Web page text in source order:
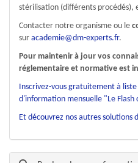
stérilisation (différents procédés),
Contacter notre organisme ou le
sur academie@dm-experts.fr.
Pour maintenir à jour vos
réglementaire et normative est
Inscrivez-vous gratuitement à
d'information mensuelle "Le Flash
Et découvrez nos autres solutions